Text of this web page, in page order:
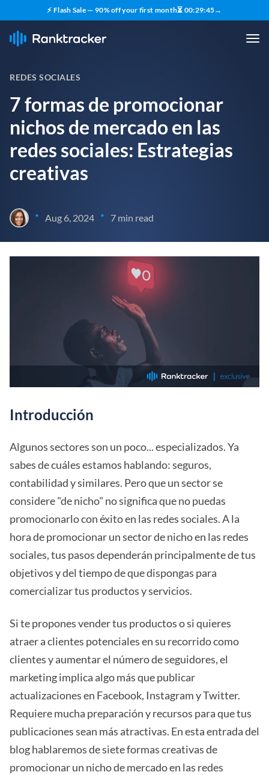
⚡ Flash Sale — 90% off your first month⏳ 00:29:43→
REDES SOCIALES
7 formas de promocionar
nichos de mercado en las
redes sociales: Estrategias
creativas
• Aug 6, 2024 • 7 min read
Introducción
Algunos sectores son un poco... especializados. Ya
sabes de cuáles estamos hablando: seguros,
contabilidad y similares. Pero que un sector se
considere "de nicho" no significa que no puedas
promocionarlo con éxito en las redes sociales. A la
hora de promocionar un sector de nicho en las redes
sociales, tus pasos dependerán principalmente de tus
objetivos y del tiempo de que dispongas para
comercializar tus productos y servicios.
Si te propones vender tus productos o si quieres
atraer a clientes potenciales en su recorrido como
clientes y aumentar el número de seguidores, el
marketing implica algo más que publicar
actualizaciones en Facebook, Instagram y Twitter.
Requiere mucha preparación y recursos para que tus
publicaciones sean más atractivas. En esta entrada del
blog hablaremos de siete formas creativas de
promocionar un nicho de mercado en las redes